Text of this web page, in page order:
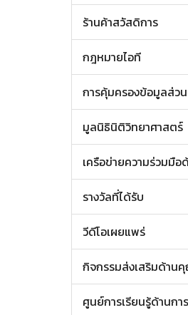
ร้านค้าสวัสดิการ
กฎหมายไอที
การคุ้มครองข้อมูลส่ว
มูลนิธินิติวิทยาศาสตร์
เครือข่ายความร่วมมื
รางวัลที่ได้รับ
วีดีโอเผยแพร่
กิจกรรมส่งเสริมด้าน
ศูนย์การเรียนรู้ด้านก